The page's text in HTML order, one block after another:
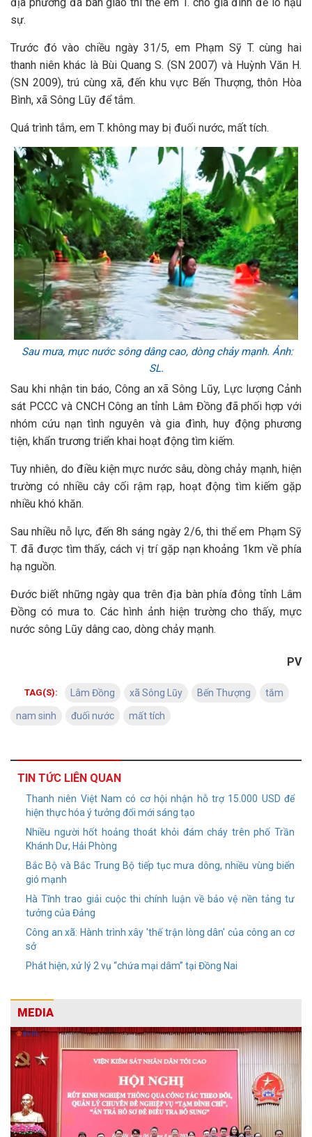
sự.
Trước đó vào chiều ngày 31/5, em Phạm Sỹ T. cùng hai
thanh niên khác là Bùi Quang S. (SN 2007) và Huỳnh Văn H.
(SN 2009), trú cùng xã, đến khu vực Bến Thượng, thôn Hòa
Bình, xã Sông Lũy để tắm.
Quá trình tắm, em T. không may bị đuối nước, mất tích.
Sau mưa, mực nước sông dâng cao, dòng chảy mạnh. Ảnh:
SL.
Sau khi nhận tin báo, Công an xã Sông Lũy, Lực lượng Cảnh
sát PCCC và CNCH Công an tỉnh Lâm Đồng đã phối hợp với
nhóm cứu nạn tình nguyên và gia đình, huy động phương
tiện, khẩn trương triển khai hoạt động tìm kiếm.
Tuy nhiên, do điều kiện mực nước sâu, dòng chảy mạnh, hiện
trường có nhiều cây cối rậm rạp, hoạt động tìm kiếm gặp
nhiều khó khăn.
Sau nhiều nỗ lực, đến 8h sáng ngày 2/6, thi thể em Phạm Sỹ
T. đã được tìm thấy, cách vị trí gặp nạn khoảng 1km về phía
hạ nguồn.
Đước biết những ngày qua trên địa bàn phía đông tỉnh Lâm
Đồng có mưa to. Các hình ảnh hiện trường cho thấy, mực
nước sông Lũy dâng cao, dòng chảy mạnh.
PV
TAG(S): Lâm Đồng xã Sông Lũy Bến Thượng tắm
nam sinh đuối nước mất tích
TIN TỨC LIÊN QUAN
Thanh niên Việt Nam có cơ hội nhận hỗ trợ 15.000 USD để
hiện thực hóa ý tưởng đổi mới sáng tạo
Nhiều người hốt hoảng thoát khỏi đám cháy trên phố Trần
Khánh Dư, Hải Phòng
Bắc Bộ và Bắc Trung Bộ tiếp tục mưa dông, nhiều vùng biển
gió mạnh
Hà Tĩnh trao giải cuộc thi chính luận về bảo vệ nền tảng tư
tưởng của Đảng
Công an xã: Hành trình xây 'thế trận lòng dân' của công an cơ
sở
Phát hiện, xử lý 2 vụ “chứa mại dâm” tại Đồng Nai
MEDIA